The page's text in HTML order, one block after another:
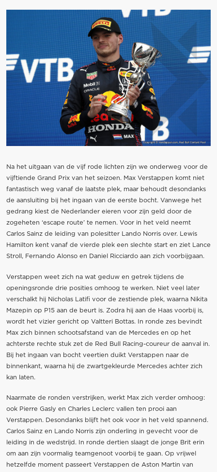
Na het uitgaan van de vijf rode lichten zijn we onderweg voor de
vijftiende Grand Prix van het seizoen. Max Verstappen komt niet
fantastisch weg vanaf de laatste plek, maar behoudt desondanks
de aansluiting bij het ingaan van de eerste bocht. Vanwege het
gedrang kiest de Nederlander eieren voor zijn geld door de
zogeheten ‘escape route’ te nemen. Voor in het veld neemt
Carlos Sainz de leiding van polesitter Lando Norris over. Lewis
Hamilton kent vanaf de vierde plek een slechte start en ziet Lance
Stroll, Fernando Alonso en Daniel Ricciardo aan zich voorbijgaan.
Verstappen weet zich na wat geduw en getrek tijdens de
openingsronde drie posities omhoog te werken. Niet veel later
verschalkt hij Nicholas Latifi voor de zestiende plek, waarna Nikita
Mazepin op P15 aan de beurt is. Zodra hij aan de Haas voorbij is,
wordt het vizier gericht op Valtteri Bottas. In ronde zes bevindt
Max zich binnen schootsafstand van de Mercedes en op het
achterste rechte stuk zet de Red Bull Racing-coureur de aanval in.
Bij het ingaan van bocht veertien duikt Verstappen naar de
binnenkant, waarna hij de zwartgekleurde Mercedes achter zich
kan laten.
Naarmate de ronden verstrijken, werkt Max zich verder omhoog:
ook Pierre Gasly en Charles Leclerc vallen ten prooi aan
Verstappen. Desondanks blijft het ook voor in het veld spannend.
Carlos Sainz en Lando Norris zijn onderling in gevecht voor de
leiding in de wedstrijd. In ronde dertien slaagt de jonge Brit erin
om aan zijn voormalig teamgenoot voorbij te gaan. Op vrijwel
hetzelfde moment passeert Verstappen de Aston Martin van